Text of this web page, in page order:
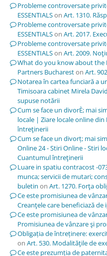
Probleme controversate
ESSENTIALSon Art. 1310.
Probleme controversate
ESSENTIALSon Art. 2017.
Probleme controversate
ESSENTIALSon Art. 2009.
What do you know about the
Partners Buchareston Art.
Notarea în cartea funciară a
Timisoara cabinet Mirela David
supuse notării
Cum se face un divorÈ; mai
locale | Ziare locale online din
întreţinerii
Cum se face un divorț; mai
Online 24 - Stiri Online - Stiri
Cuantumul întreţinerii
Luare in spatiu contracost -
munca; servicii de mutari;
buletin on Art. 1270. Forţa
Ce este promisiunea de
Creanţele care beneficiază de
Ce este promisiunea de
Promisiunea de vânzare şi
Obligația de întreținere:
on Art. 530. Modalităţile de
Ce este prezumția de